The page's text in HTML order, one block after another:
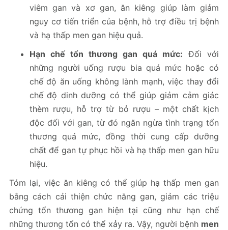
viêm gan và xơ gan, ăn kiêng giúp làm giảm
nguy cơ tiến triển của bệnh, hỗ trợ điều trị bệnh
và hạ thấp men gan hiệu quả.
Hạn chế tổn thương gan quá mức: Đối với
những người uống rượu bia quá mức hoặc có
chế độ ăn uống không lành mạnh, việc thay đổi
chế độ dinh dưỡng có thể giúp giảm cảm giác
thèm rượu, hỗ trợ từ bỏ rượu – một chất kịch
độc đối với gan, từ đó ngăn ngừa tình trạng tổn
thương quá mức, đồng thời cung cấp dưỡng
chất để gan tự phục hồi và hạ thấp men gan hữu
hiệu.
Tóm lại, việc ăn kiêng có thể giúp hạ thấp men gan
bằng cách cải thiện chức năng gan, giảm các triệu
chứng tổn thương gan hiện tại cũng như hạn chế
những thương tổn có thể xảy ra. Vậy, người bệnh men